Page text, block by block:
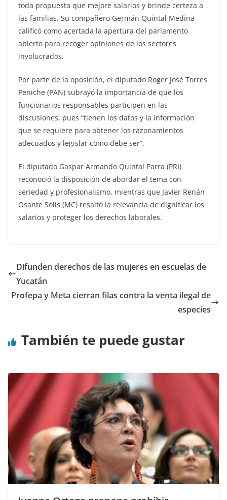
toda propuesta que mejore salarios y brinde certeza a
las familias. Su compañero Germán Quintal Medina
calificó como acertada la apertura del parlamento
abierto para recoger opiniones de los sectores
involucrados.
Por parte de la oposición, el diputado Roger José Torres
Peniche (PAN) subrayó la importancia de que los
funcionarios responsables participen en las
discusiones, pues “tienen los datos y la información
que se requiere para obtener los razonamientos
adecuados y legislar como debe ser”.
El diputado Gaspar Armando Quintal Parra (PRI)
reconoció la disposición de abordar el tema con
seriedad y profesionalismo, mientras que Javier Renán
Osante Solís (MC) resaltó la relevancia de dignificar los
salarios y proteger los derechos laborales.
Difunden derechos de las mujeres en escuelas de
Yucatán
Profepa y Meta cierran filas contra la venta ilegal de
especies
También te puede gustar